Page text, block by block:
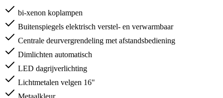
bi-xenon koplampen
Buitenspiegels elektrisch verstel- en verwarmbaar
Centrale deurvergrendeling met afstandsbediening
Dimlichten automatisch
LED dagrijverlichting
Lichtmetalen velgen 16"
Metaalkleur